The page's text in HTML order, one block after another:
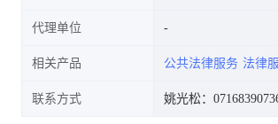
代理单位
相关产品 公共法律服务 法律
联系方式 姚光松：